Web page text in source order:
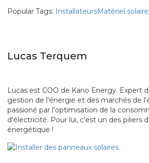
Popular Tags: InstallateursMatériel solaire
Lucas Terquem
Lucas est COO de Kano Energy. Expert
gestion de l'énergie et des marchés de
passioné par l'optimisation de la
d'électricité. Pour lui, c'est un des piliers
énergétique !